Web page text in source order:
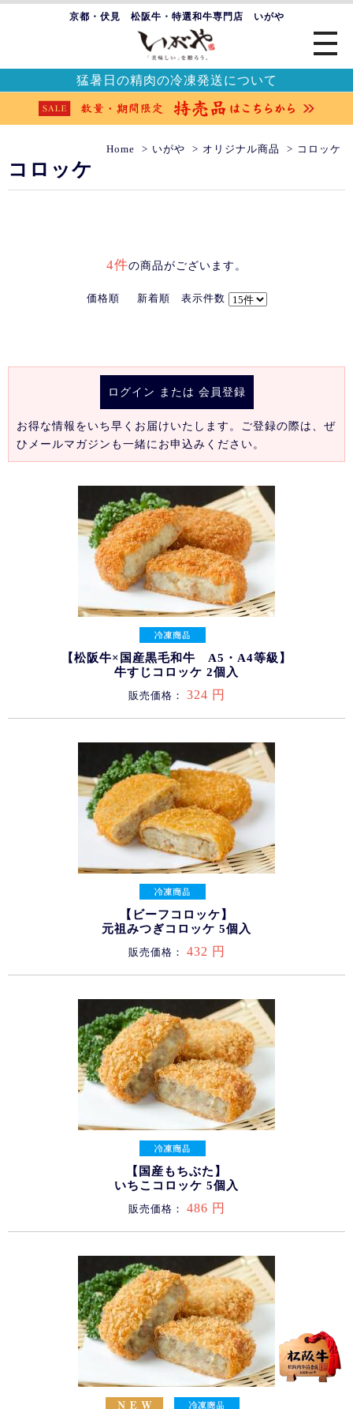
京都・伏見 松阪牛・特選和牛専門店 いがや
猛暑日の精肉の冷凍発送について
Home いがや オリジナル商品 コロッケ
コロッケ
4件の商品がございます。
価格順 新着順 表示件数
ログイン または 会員登録
お得な情報をいち早くお届けいたします。ご登録の際は、ぜ
ひメールマガジンも一緒にお申込みください。
【松阪牛×国産黒毛和牛 A5・A4等級】
牛すじコロッケ 2個入
販売価格： 324 円
【ビーフコロッケ】
元祖みつぎコロッケ 5個入
販売価格： 432 円
【国産もちぶた】
いちこコロッケ 5個入
販売価格： 486 円